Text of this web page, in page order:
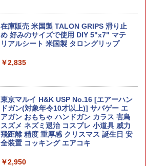
￥6,980
タミヤ 1/32 フルカウルミニ四駆シリー
バンダイスピリッツ MG 1/100 機動戦士
ガンダムUC MSN-06S シナンジュ（アニ
メ版） プラモデル （ZP102056）
￥7,250
￥4,180
CGセンタイリング01 全4種セット
S.H.Figuarts 『機動戦士ガンダムSEED
DESTINY』 キラ・ヤマト(オーブ連合首
長国パイロットスーツVer．) (塗装済み
在庫販売 米国製 TALON GRIPS 滑り止
め 好みのサイズで使用 DIY 5"x7" マテ
リアルシート 米国製 タロングリップ
￥2,835
東京マルイ H&K USP No.16 [エアーハン
ドガン(対象年令10才以上)] サバゲー エ
アガン おもちゃ ハンドガン カラス 害鳥
スズメ ネズミ退治 コスプレ 小道具 威力
飛距離 精度 重厚感 クリスマス 誕生日 安
全装置 コッキング エアコキ
￥2,950